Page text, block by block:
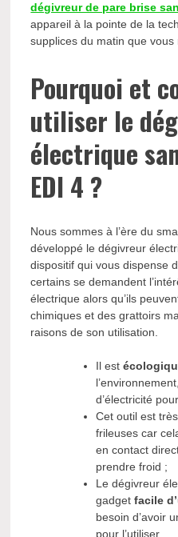
dégivreur de pare brise
appareil à la pointe de la
supplices du matin que vous
Pourquoi et
utiliser le
électrique
EDI 4 ?
Nous sommes à l’ère du
développé le dégivreur
dispositif qui vous dispense
certains se demandent
électrique alors qu’ils
chimiques et des grattoirs
raisons de son utilisation.
Il est
d’électricité
Cet outil est
frileuses car
en contact
prendre froid ;
Le dégivreur
gadgetfacile
besoin d’avoir
pour l’utiliser.